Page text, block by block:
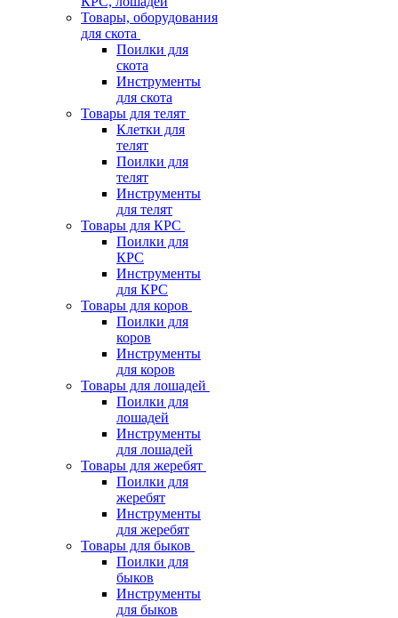
Товары, оборудования
для скота
Поилки для
скота
Инструменты
для скота
Товары для телят
Клетки для
телят
Поилки для
телят
Инструменты
для телят
Товары для КРС
Поилки для
КРС
Инструменты
для КРС
Товары для коров
Поилки для
коров
Инструменты
для коров
Товары для лошадей
Поилки для
лошадей
Инструменты
для лошадей
Товары для жеребят
Поилки для
жеребят
Инструменты
для жеребят
Товары для быков
Поилки для
быков
Инструменты
для быков